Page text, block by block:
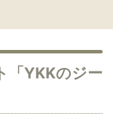
「YKKのジー